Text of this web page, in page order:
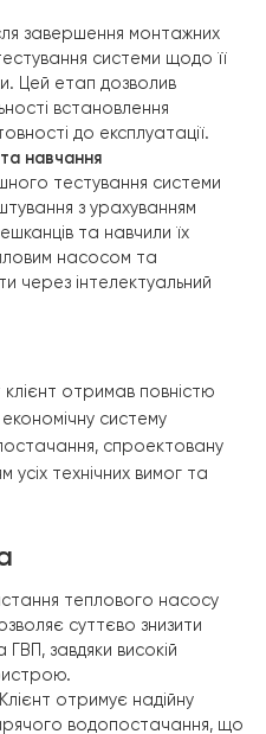
забезпеченню
для проведення
перевірок.
та додаткового
насос RAY-18DS1-EVI
750 літрів і акумулюючий
з дотриманням
безпеки.
системи до
з існуючою
встановлення
до експлуатації.
та навчання
тестування
з урахуванням
насосом та
клієнт отримав